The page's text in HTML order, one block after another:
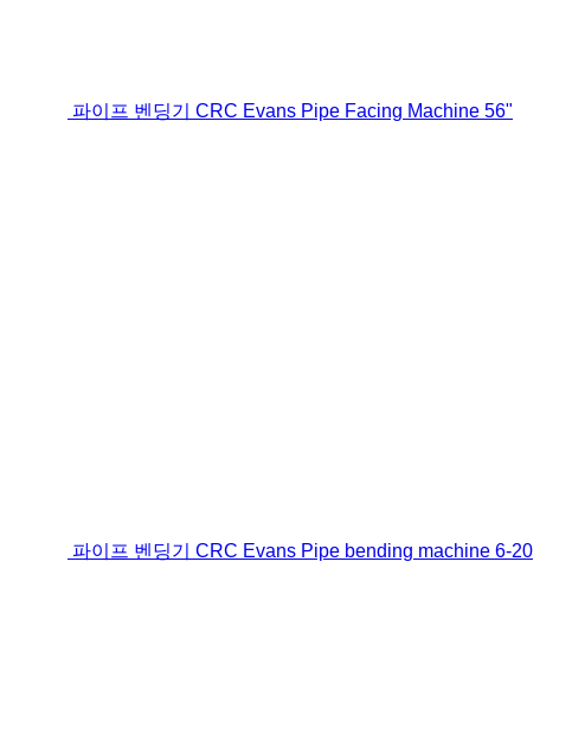
파이프 벤딩기 CRC Evans Pipe Facing Machine 56"
파이프 벤딩기 CRC Evans Pipe bending machine 6-20